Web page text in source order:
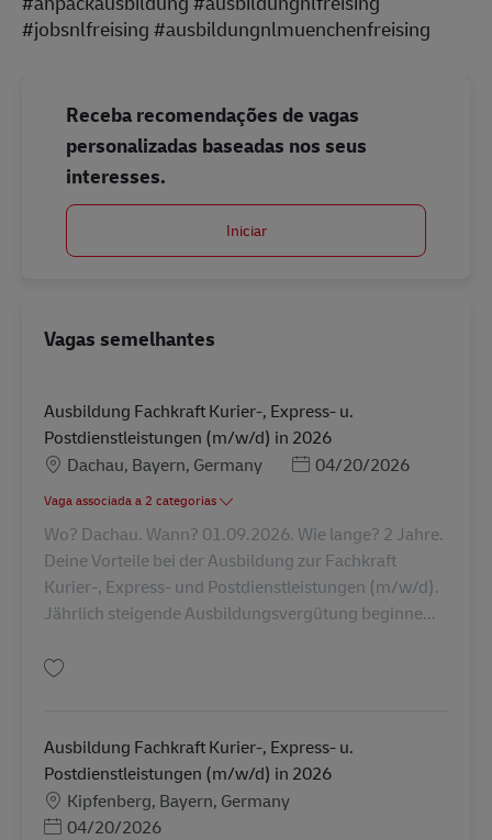
#jobsnlfreising #ausbildungnlmuenchenfreising
Receba recomendações de vagas
personalizadas baseadas nos seus
interesses.
Iniciar
Vagas semelhantes
Ausbildung Fachkraft Kurier-, Express- u.
Postdienstleistungen (m/w/d) in 2026
Localização
Dachau, Bayern, Germany Posted Date
04/20/2026
Vaga associada a 2 categorias
Wo? Dachau. Wann? 01.09.2026. Wie lange? 2 Jahre.
Deine Vorteile bei der Ausbildung zur Fachkraft
Kurier-, Express- und Postdienstleistungen (m/w/d).
Jährlich steigende Ausbildungsvergütung beginne...
Ausbildung Fachkraft Kurier-, Express- u.
Postdienstleistungen (m/w/d) in 2026
Localização
Kipfenberg, Bayern, Germany
Posted Date
04/20/2026